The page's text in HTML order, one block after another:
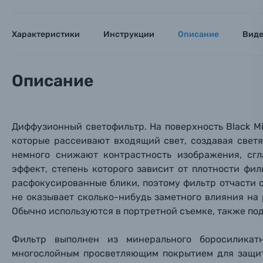
Электроника
Материалы
Осветительное оборудование
Фоторамки
Книги о фотографии, альбомы известных
Вами с
Характеристики Инструкции Описание
Описание
Диффузионный светофильтр. На поверхность Black
которые рассеиваютвходящий свет, создавая
немного снижают контрастность изображения,
эффект, степень которого зависит от плотности
расфокусированные блики, поэтому фильтр отчасти
не оказывает сколько-нибудь заметного влияния
Обычно используются в портретной съемке, также
Фильтр выполнен из минерального
многослойным просветляющим покрытием для